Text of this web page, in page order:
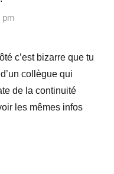
pm
c’est bizarre que tu
collègue qui
de la continuité
les mêmes infos